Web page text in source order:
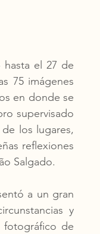
el 27 de
75 imágenes
en donde se
supervisado
los lugares,
reflexiones
Salgado.
a un gran
y
fotográfico de